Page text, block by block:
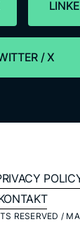
/ X
RESERVED /